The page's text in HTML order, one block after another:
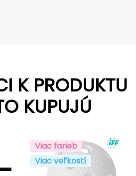
K PRODUKTU
KUPUJÚ
Viac farieb
Viac veľkostí